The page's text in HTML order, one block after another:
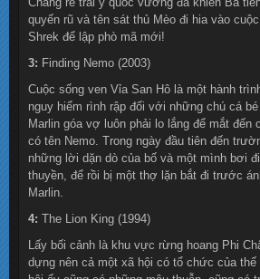
quyến rũ và tên sát thủ Mèo đi hia vào
Shrek để lập phò mã mới!
3: Finding Nemo (2003)
Cuộc sống ven Vỉa San Hô là một hành
nguy hiểm rình rập đối với những chú cá
Marlin góa vợ luôn phải lo lắng để mắt đến
có tên Nemo. Trong ngày đầu tiên đến
những lời dặn dò của bố và một mình bơi
thuyền, để rồi bị một thợ lặn bắt đi trước
Marlin.
4: The Lion King (1994)
Lấy bối cảnh là khu vực rừng hoang Phi
dựng nên cả một xã hội có tổ chức của